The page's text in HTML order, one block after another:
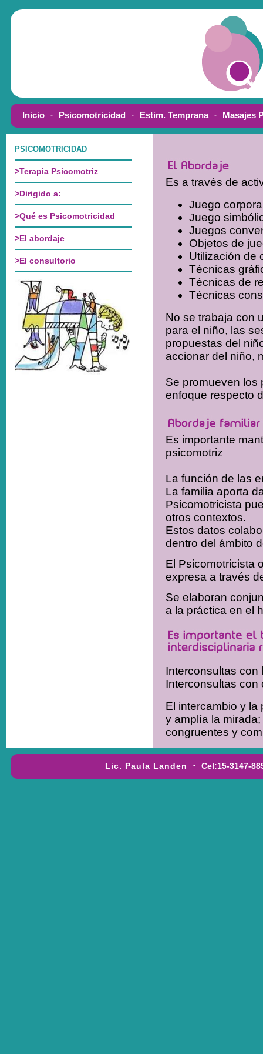
Es a través de
Juego
Juego
Juegos
Objetos de
Utilización de
Técnicas
Técnicas de
Técnicas
No se trabaja con
para el niño, las
propuestas del
accionar del niño,
Se promueven los
enfoque respecto
Es importante
psicomotriz
La función de las
La familia aporta
Psicomotricista
otros contextos.
Estos datos
dentro del ámbito
El Psicomotricista
expresa a través
Se elaboran
a la práctica en el
Interconsultas con
Interconsultas con
El intercambio y
y amplía la
congruentes y